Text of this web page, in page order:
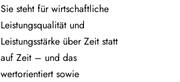
Sie steht für wirtschaftliche
Leistungsqualität und
Leistungsstärke über Zeit statt
auf Zeit – und das
wertorientiert sowie